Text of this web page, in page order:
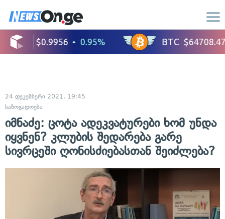
24 დეკემბერი 2021, 19:45
საზოგადოება
იმნაძე: ცოტა ადეკვატურები ხომ უნდა
იყვნენ? კლუბის შედარება გარე
სივრცეში ღონისძიებასთან შეიძლება?